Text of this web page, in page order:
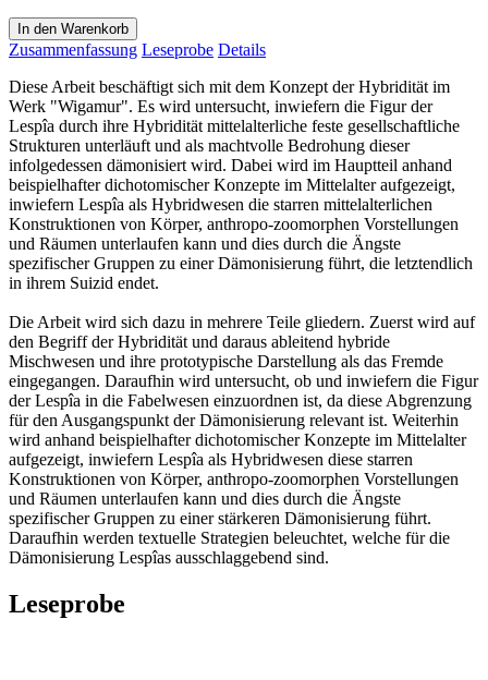
In den Warenkorb
Zusammenfassung Leseprobe Details
Diese Arbeit beschäftigt sich mit dem Konzept der Hybridität im
Werk "Wigamur". Es wird untersucht, inwiefern die Figur der
Lespîa durch ihre Hybridität mittelalterliche feste gesellschaftliche
Strukturen unterläuft und als machtvolle Bedrohung dieser
infolgedessen dämonisiert wird. Dabei wird im Hauptteil anhand
beispielhafter dichotomischer Konzepte im Mittelalter aufgezeigt,
inwiefern Lespîa als Hybridwesen die starren mittelalterlichen
Konstruktionen von Körper, anthropo-zoomorphen Vorstellungen
und Räumen unterlaufen kann und dies durch die Ängste
spezifischer Gruppen zu einer Dämonisierung führt, die letztendlich
in ihrem Suizid endet.
Die Arbeit wird sich dazu in mehrere Teile gliedern. Zuerst wird auf
den Begriff der Hybridität und daraus ableitend hybride
Mischwesen und ihre prototypische Darstellung als das Fremde
eingegangen. Daraufhin wird untersucht, ob und inwiefern die Figur
der Lespîa in die Fabelwesen einzuordnen ist, da diese Abgrenzung
für den Ausgangspunkt der Dämonisierung relevant ist. Weiterhin
wird anhand beispielhafter dichotomischer Konzepte im Mittelalter
aufgezeigt, inwiefern Lespîa als Hybridwesen diese starren
Konstruktionen von Körper, anthropo-zoomorphen Vorstellungen
und Räumen unterlaufen kann und dies durch die Ängste
spezifischer Gruppen zu einer stärkeren Dämonisierung führt.
Daraufhin werden textuelle Strategien beleuchtet, welche für die
Dämonisierung Lespîas ausschlaggebend sind.
Leseprobe